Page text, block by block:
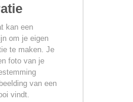
kan een
om je eigen
te maken. Je
foto van je
van een
vindt.